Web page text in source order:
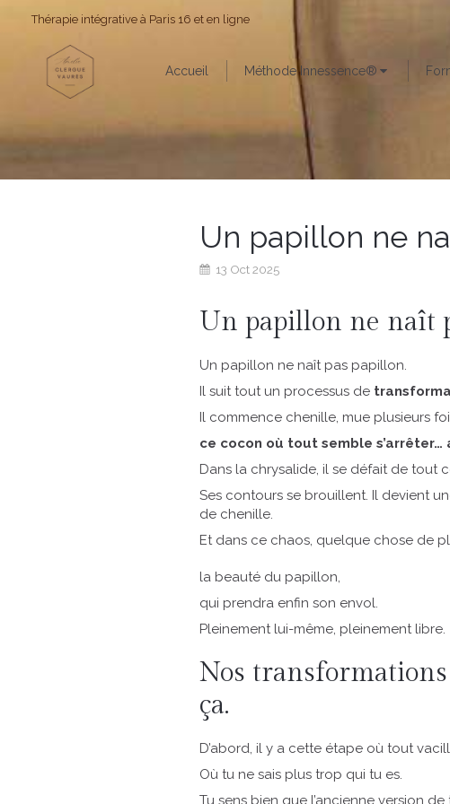
Thérapie intégrative à Paris 16 et en ligne
Accueil Méthode Innessence®
Un papillon ne
13 Oct 2025
Un papillon ne naît
Un papillon ne naît pas papillon.
Il suit tout un processus de
Il commence chenille, mue plusieurs
ce cocon où tout semble
Dans la chrysalide, il se défait de tout
Ses contours se brouillent. Il devient
de chenille.
Et dans ce chaos, quelque chose de
la beauté du papillon,
qui prendra enfin son envol.
Pleinement lui-même, pleinement libre.
Nos
ça.
D’abord, il y a cette étape où tout
Où tu ne sais plus trop qui tu es.
Tu sens bien que l’ancienne version de